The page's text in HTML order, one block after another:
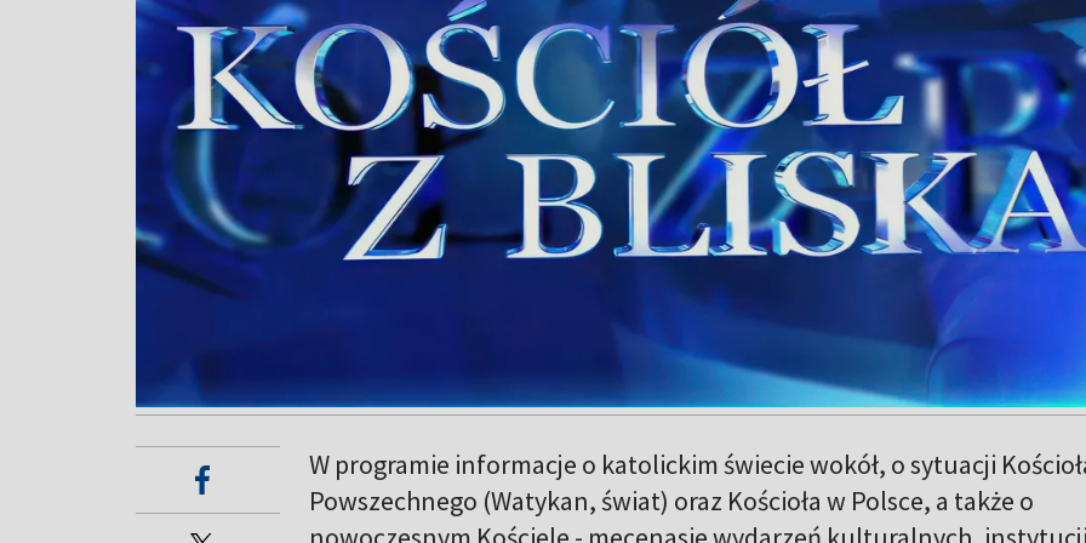
W programie informacje o katolickim świecie wokół, o sytuacji
Powszechnego (Watykan, świat) oraz Kościoła w Polsce, a także o